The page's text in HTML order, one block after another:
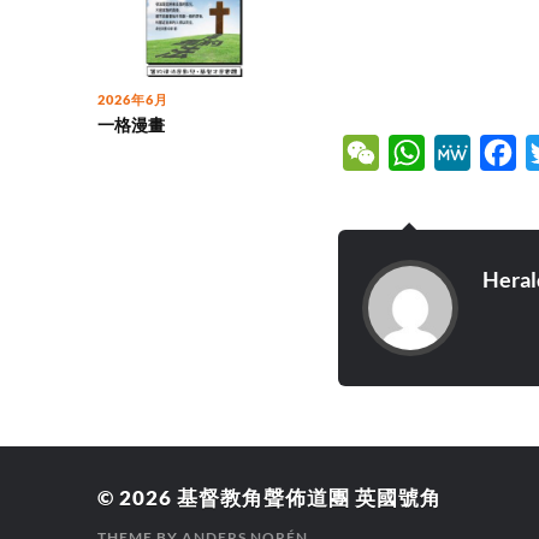
2026年6月
一格漫畫
WeChatWhatsApp
MeWe
© 2026 基督教角聲佈道團 英國號角